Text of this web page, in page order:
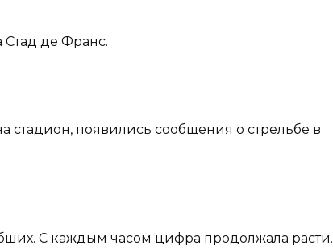
Стад де Франс.
стадион, появились сообщения о стрельбе в
С каждым часом цифра продолжала расти.